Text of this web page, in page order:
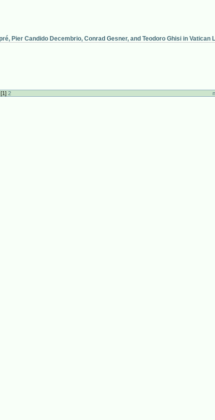
Pier Candido Decembrio, Conrad Gesner, and Teodoro Ghisi in Vatican
[1] 2